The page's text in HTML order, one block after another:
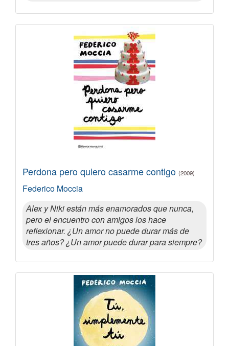
Perdona pero quiero casarme contigo (2009)
Federico Moccia
Alex y Niki están más enamorados que nunca,
pero el encuentro con amigos los hace
reflexionar. ¿Un amor no puede durar más de
tres años? ¿Un amor puede durar para siempre?